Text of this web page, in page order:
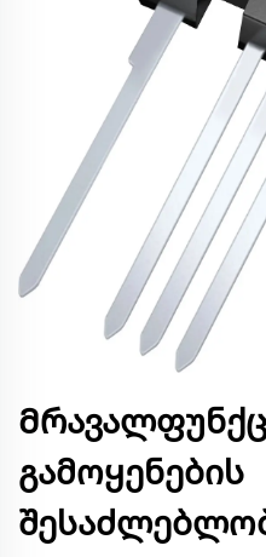
გამოყენების